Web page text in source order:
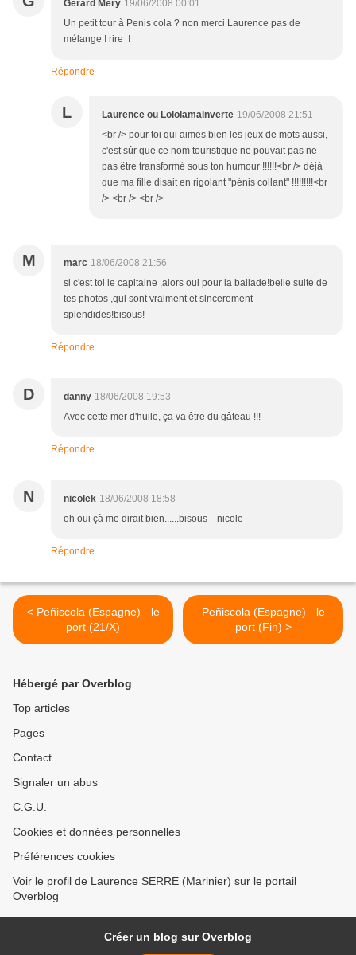
Gérard Méry 19/06/2008 00:01
Un petit tour à Penis cola ? non merci Laurence pas de
mélange ! rire !
Répondre
L Laurence ou Lololamainverte 19/06/2008 21:51
<br /> pour toi qui aimes bien les jeux de mots aussi,
c'est sûr que ce nom touristique ne pouvait pas ne
pas être transformé sous ton humour !!!!!!<br /> déjà
que ma fille disait en rigolant "pénis collant" !!!!!!!!!<br
/> <br /> <br />
M marc 18/06/2008 21:56
si c'est toi le capitaine ,alors oui pour la ballade!belle suite de
tes photos ,qui sont vraiment et sincerement
splendides!bisous!
Répondre
D danny 18/06/2008 19:53
Avec cette mer d'huile, ça va être du gâteau !!!
Répondre
N nicolek 18/06/2008 18:58
oh oui çà me dirait bien......bisous nicole
Répondre
< Peñiscola (Espagne) - le
port (21/X)
Peñiscola (Espagne) - le
port (Fin) >
Hébergé par Overblog
Top articles
Pages
Contact
Signaler un abus
C.G.U.
Cookies et données personnelles
Préférences cookies
Voir le profil de Laurence SERRE (Marinier) sur le portail
Overblog
Créer un blog sur Overblog